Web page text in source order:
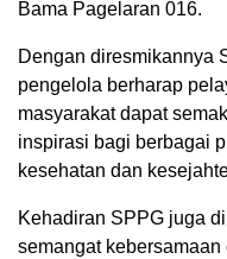
Bama Pagelaran 016.
Dengan diresmikannya
pengelola berharap
masyarakat dapat
inspirasi bagi berbagai
kesehatan dan
Kehadiran SPPG juga
semangat